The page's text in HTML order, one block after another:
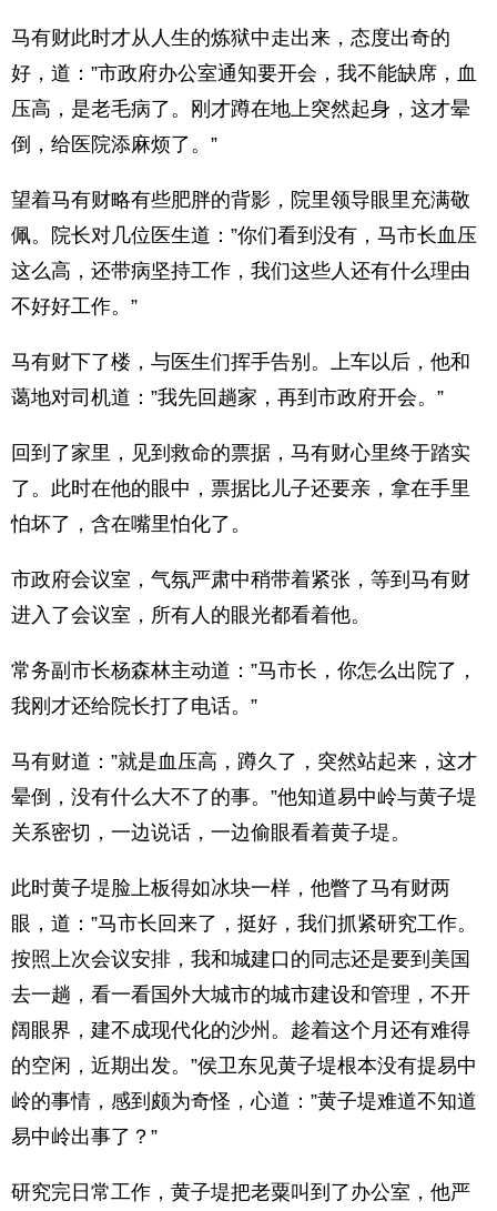
马有财此时才从人生的炼狱中走出来，态度出奇的
好，道：”市政府办公室通知要开会，我不能缺席，血
压高，是老毛病了。刚才蹲在地上突然起身，这才晕
倒，给医院添麻烦了。”
望着马有财略有些肥胖的背影，院里领导眼里充满敬
佩。院长对几位医生道：”你们看到没有，马市长血压
这么高，还带病坚持工作，我们这些人还有什么理由
不好好工作。”
马有财下了楼，与医生们挥手告别。上车以后，他和
蔼地对司机道：”我先回趟家，再到市政府开会。”
回到了家里，见到救命的票据，马有财心里终于踏实
了。此时在他的眼中，票据比儿子还要亲，拿在手里
怕坏了，含在嘴里怕化了。
市政府会议室，气氛严肃中稍带着紧张，等到马有财
进入了会议室，所有人的眼光都看着他。
常务副市长杨森林主动道：”马市长，你怎么出院了，
我刚才还给院长打了电话。”
马有财道：”就是血压高，蹲久了，突然站起来，这才
晕倒，没有什么大不了的事。”他知道易中岭与黄子堤
关系密切，一边说话，一边偷眼看着黄子堤。
此时黄子堤脸上板得如冰块一样，他瞥了马有财两
眼，道：”马市长回来了，挺好，我们抓紧研究工作。
按照上次会议安排，我和城建口的同志还是要到美国
去一趟，看一看国外大城市的城市建设和管理，不开
阔眼界，建不成现代化的沙州。趁着这个月还有难得
的空闲，近期出发。”侯卫东见黄子堤根本没有提易中
岭的事情，感到颇为奇怪，心道：”黄子堤难道不知道
易中岭出事了？”
研究完日常工作，黄子堤把老粟叫到了办公室，他严